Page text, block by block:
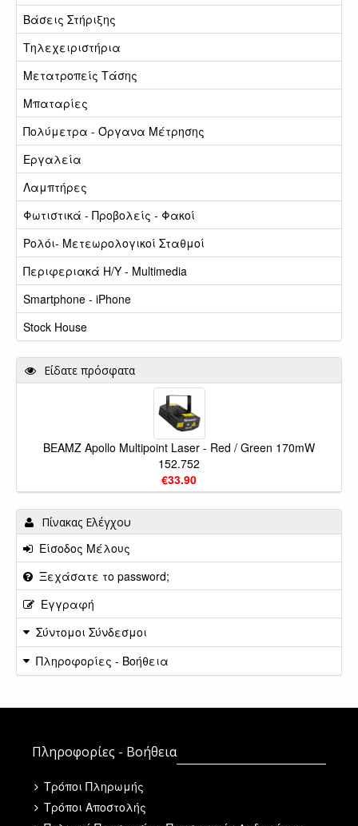
Βάσεις Στήριξης
Τηλεχειριστήρια
Μετατροπείς Τάσης
Μπαταρίες
Πολύμετρα - Όργανα Μέτρησης
Εργαλεία
Λαμπτήρες
Φωτιστικά - Προβολείς - Φακοί
Ρολόι- Μετεωρολογικοί Σταθμοί
Περιφεριακά Η/Υ - Multimedia
Smartphone - iPhone
Stock House
Είδατε πρόσφατα
BEAMZ Apollo Multipoint Laser - Red / Green 170mW
152.752
€33.90
Πίνακας Ελέγχου
Είσοδος Μέλους
Ξεχάσατε το password;
Εγγραφή
Σύντομοι Σύνδεσμοι
Πληροφορίες - Βοήθεια
Πληροφορίες - Βοήθεια
Τρόποι Πληρωμής
Τρόποι Αποστολής